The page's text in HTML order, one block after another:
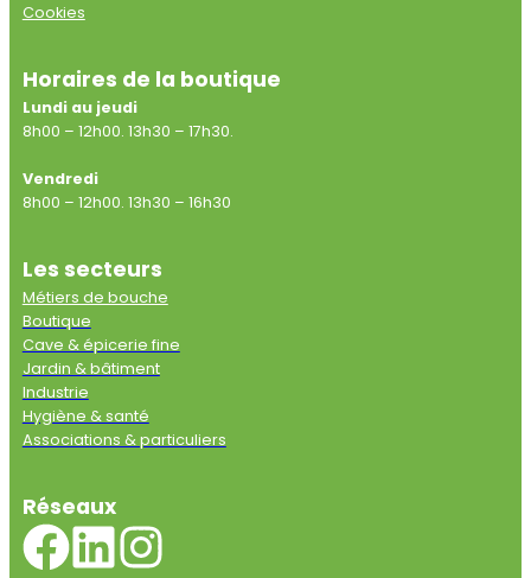
Cookies
Horaires de la boutique
Lundi au jeudi
8h00 – 12h00. 13h30 – 17h30.
Vendredi
8h00 – 12h00. 13h30 – 16h30
Les secteurs
Métiers de bouche
Boutique
Cave & épicerie fine
Jardin & bâtiment
Industrie
Hygiène & santé
Associations & particuliers
Réseaux